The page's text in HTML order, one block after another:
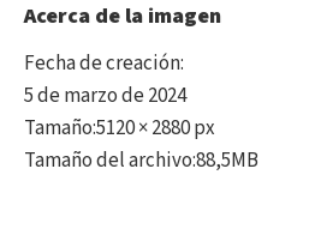
Acerca de la imagen
Fecha de creación:
5 de marzo de 2024
Tamaño:5120 × 2880 px
Tamaño del archivo:88,5MB